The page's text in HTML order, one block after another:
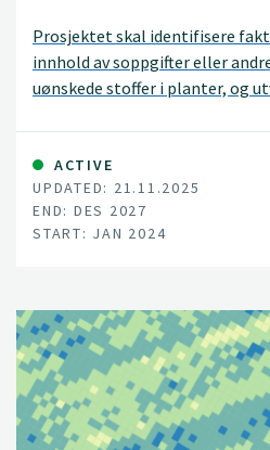
Prosjektet skal identifisere
innhold av soppgifter eller
uønskede stoffer i planter, og
ACTIVE
UPDATED: 21.11.2025
END: DES 2027
START: JAN 2024